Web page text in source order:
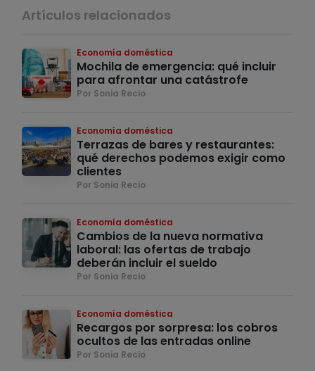
Artículos relacionados
Economía doméstica
Mochila de emergencia: qué incluir
para afrontar una catástrofe
Por Sonia Recio
Economía doméstica
Terrazas de bares y restaurantes:
qué derechos podemos exigir como
clientes
Por Sonia Recio
Economía doméstica
Cambios de la nueva normativa
laboral: las ofertas de trabajo
deberán incluir el sueldo
Por Sonia Recio
Economía doméstica
Recargos por sorpresa: los cobros
ocultos de las entradas online
Por Sonia Recio